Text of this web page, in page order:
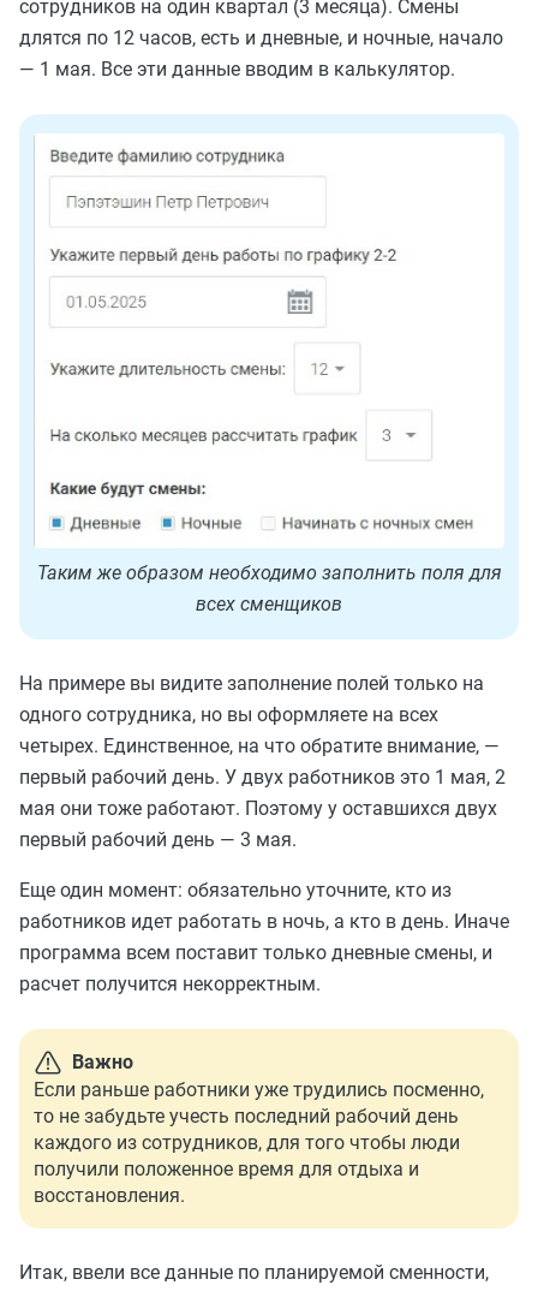
сотрудников на один квартал (3 месяца). Смены
длятся по 12 часов, есть и дневные, и ночные, начало
— 1 мая. Все эти данные вводим в калькулятор.
Таким же образом необходимо заполнить поля для
всех сменщиков
На примере вы видите заполнение полей только на
одного сотрудника, но вы оформляете на всех
четырех. Единственное, на что обратите внимание, —
первый рабочий день. У двух работников это 1 мая, 2
мая они тоже работают. Поэтому у оставшихся двух
первый рабочий день — 3 мая.
Еще один момент: обязательно уточните, кто из
работников идет работать в ночь, а кто в день. Иначе
программа всем поставит только дневные смены, и
расчет получится некорректным.
Важно
Если раньше работники уже трудились посменно,
то не забудьте учесть последний рабочий день
каждого из сотрудников, для того чтобы люди
получили положенное время для отдыха и
восстановления.
Итак, ввели все данные по планируемой сменности,